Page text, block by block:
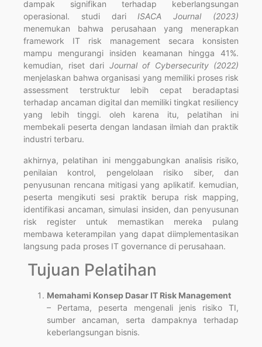
dampak signifikan terhadap keberlangsungan
operasional. studi dari ISACA Journal (2023)
menemukan bahwa perusahaan yang menerapkan
framework IT risk management secara konsisten
mampu mengurangi insiden keamanan hingga 41%.
kemudian, riset dari Journal of Cybersecurity (2022)
menjelaskan bahwa organisasi yang memiliki proses risk
assessment terstruktur lebih cepat beradaptasi
terhadap ancaman digital dan memiliki tingkat resiliency
yang lebih tinggi. oleh karena itu, pelatihan ini
membekali peserta dengan landasan ilmiah dan praktik
industri terbaru.
akhirnya, pelatihan ini menggabungkan analisis risiko,
penilaian kontrol, pengelolaan risiko siber, dan
penyusunan rencana mitigasi yang aplikatif. kemudian,
peserta mengikuti sesi praktik berupa risk mapping,
identifikasi ancaman, simulasi insiden, dan penyusunan
risk register untuk memastikan mereka pulang
membawa keterampilan yang dapat diimplementasikan
langsung pada proses IT governance di perusahaan.
Tujuan Pelatihan
Memahami Konsep Dasar IT Risk Management
– Pertama, peserta mengenali jenis risiko TI,
sumber ancaman, serta dampaknya terhadap
keberlangsungan bisnis.